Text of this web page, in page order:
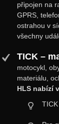
připojen na
GPRS,
ostrahou v
všechny
TICK –
motocykl,
materiálu,
HLS nabízí